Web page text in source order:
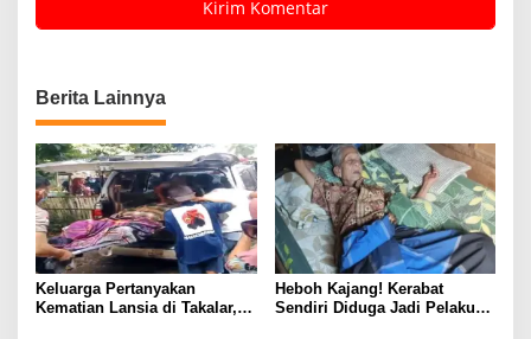
Berita Lainnya
Keluarga Pertanyakan
Kematian Lansia di Takalar,
Heboh Kajang! Kerabat
Sendiri Diduga Jadi Pelaku